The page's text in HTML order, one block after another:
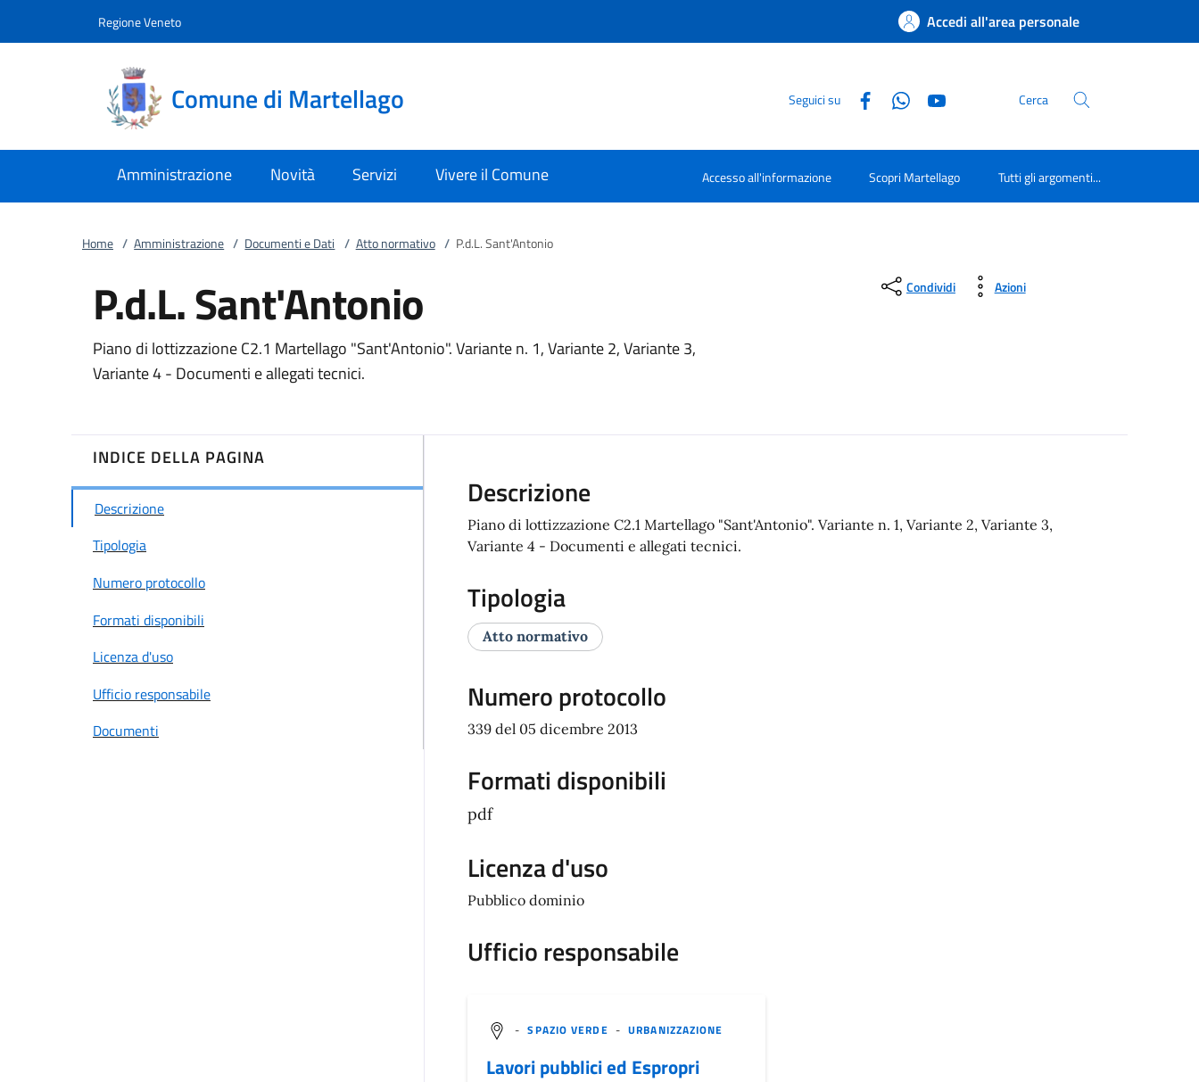
Regione Veneto Accedi all'area personale
Comune di Martellago Seguici su Cerca
Amministrazione Novità Servizi Vivere il Comune Accesso all'informazione Scopri Martellago Tutti gli argomenti...
Home / Amministrazione / Documenti e Dati / Atto normativo / P.d.L. Sant'Antonio
P.d.L. Sant'Antonio
Piano di lottizzazione C2.1 Martellago "Sant'Antonio". Variante n. 1, Variante 2, Variante 3,
Variante 4 - Documenti e allegati tecnici.
Condividi Azioni
INDICE DELLA PAGINA
Descrizione
Tipologia
Numero protocollo
Formati disponibili
Licenza d'uso
Ufficio responsabile
Documenti
Descrizione
Piano di lottizzazione C2.1 Martellago "Sant'Antonio". Variante n. 1, Variante 2, Variante 3,
Variante 4 - Documenti e allegati tecnici.
Tipologia
Atto normativo
Numero protocollo
339 del 05 dicembre 2013
Formati disponibili
pdf
Licenza d'uso
Pubblico dominio
Ufficio responsabile
- SPAZIO VERDE -URBANIZZAZIONE
Lavori pubblici ed Espropri